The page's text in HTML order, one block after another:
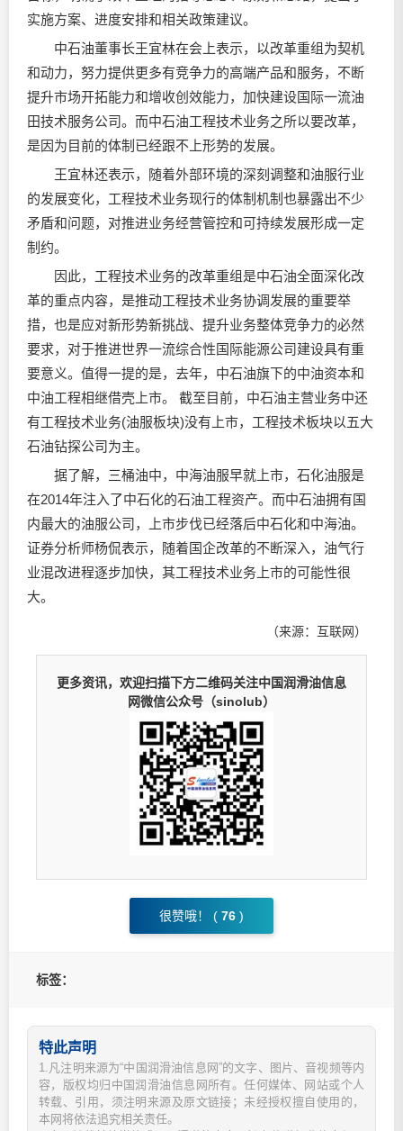
实施方案、进度安排和相关政策建议。
中石油董事长王宜林在会上表示，以改革重组为契机
和动力，努力提供更多有竞争力的高端产品和服务，不断
提升市场开拓能力和增收创效能力，加快建设国际一流油
田技术服务公司。而中石油工程技术业务之所以要改革，
是因为目前的体制已经跟不上形势的发展。
王宜林还表示，随着外部环境的深刻调整和油服行业
的发展变化，工程技术业务现行的体制机制也暴露出不少
矛盾和问题，对推进业务经营管控和可持续发展形成一定
制约。
因此，工程技术业务的改革重组是中石油全面深化改
革的重点内容，是推动工程技术业务协调发展的重要举
措，也是应对新形势新挑战、提升业务整体竞争力的必然
要求，对于推进世界一流综合性国际能源公司建设具有重
要意义。值得一提的是，去年，中石油旗下的中油资本和
中油工程相继借壳上市。 截至目前，中石油主营业务中还
有工程技术业务(油服板块)没有上市，工程技术板块以五大
石油钻探公司为主。
据了解，三桶油中，中海油服早就上市，石化油服是
在2014年注入了中石化的石油工程资产。而中石油拥有国
内最大的油服公司，上市步伐已经落后中石化和中海油。
证券分析师杨侃表示，随着国企改革的不断深入，油气行
业混改进程逐步加快，其工程技术业务上市的可能性很
大。
（来源：互联网）
更多资讯，欢迎扫描下方二维码关注中国润滑油信息
网微信公众号（sinolub）
很赞哦！ ( 76 )
标签：
特此声明
1.凡注明来源为“中国润滑油信息网”的文字、图片、音视频等内
容，版权均归中国润滑油信息网所有。任何媒体、网站或个人
转载、引用，须注明来源及原文链接；未经授权擅自使用的，
本网将依法追究相关责任。